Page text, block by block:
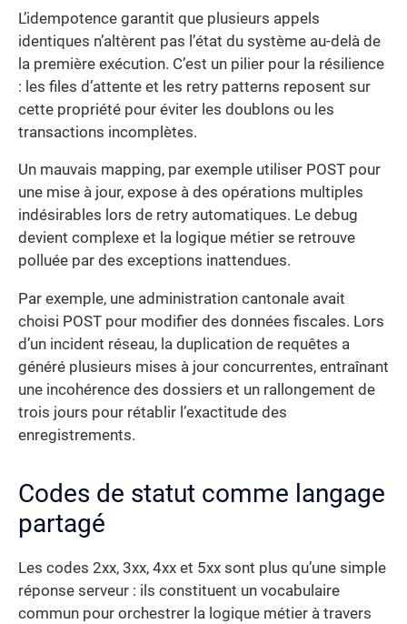
L’idempotence garantit que plusieurs appels
identiques n’altèrent pas l’état du système au-delà de
la première exécution. C’est un pilier pour la résilience
: les files d’attente et les retry patterns reposent sur
cette propriété pour éviter les doublons ou les
transactions incomplètes.
Un mauvais mapping, par exemple utiliser POST pour
une mise à jour, expose à des opérations multiples
indésirables lors de retry automatiques. Le debug
devient complexe et la logique métier se retrouve
polluée par des exceptions inattendues.
Par exemple, une administration cantonale avait
choisi POST pour modifier des données fiscales. Lors
d’un incident réseau, la duplication de requêtes a
généré plusieurs mises à jour concurrentes, entraînant
une incohérence des dossiers et un rallongement de
trois jours pour rétablir l’exactitude des
enregistrements.
Codes de statut comme langage
partagé
Les codes 2xx, 3xx, 4xx et 5xx sont plus qu’une simple
réponse serveur : ils constituent un vocabulaire
commun pour orchestrer la logique métier à travers